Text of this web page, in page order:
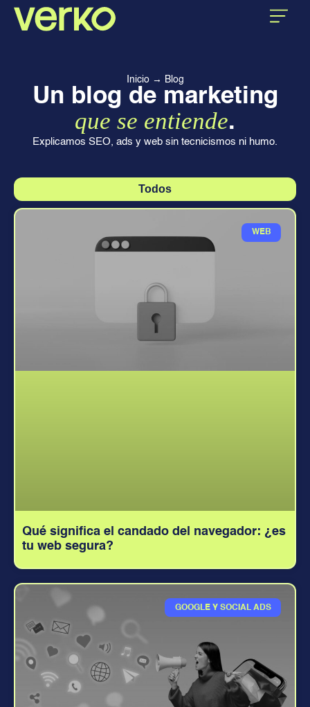
Inicio→ Blog
Un blog de marketing
que se entiende.
Explicamos SEO, ads y web sin tecnicismos ni humo.
Todos
WEB
Qué significa el candado del navegador: ¿es
tu web segura?
GOOGLE Y SOCIAL ADS